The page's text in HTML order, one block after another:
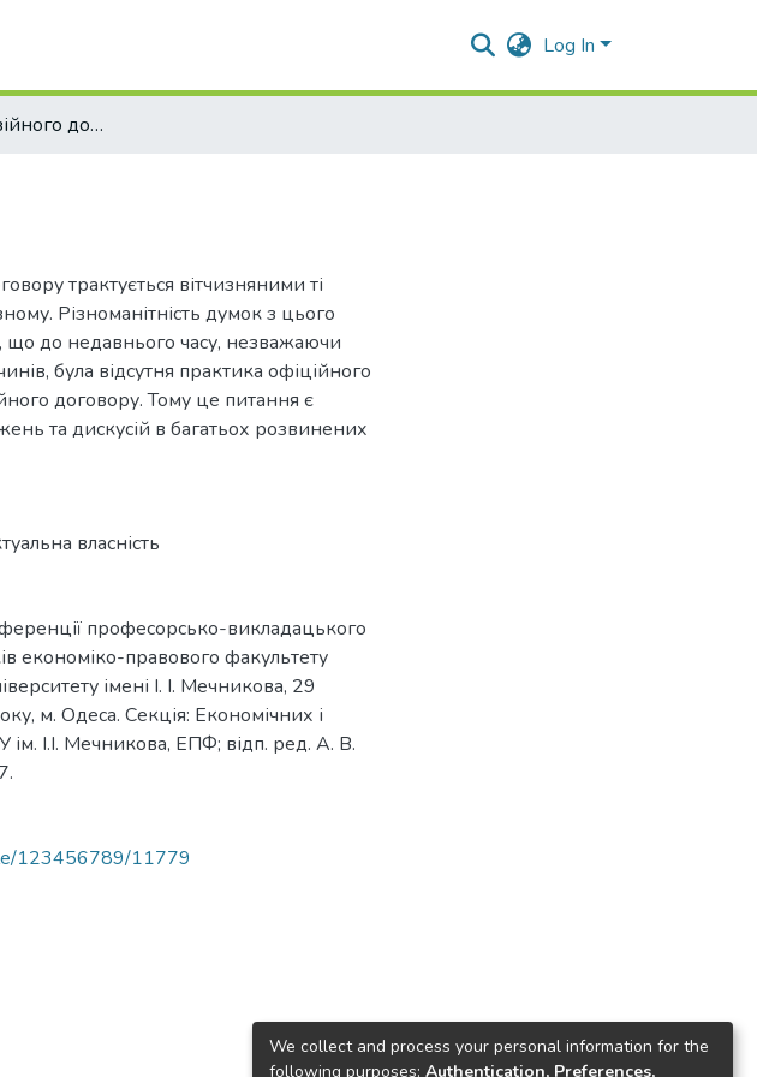
Log In
Поняття ліцензійного договору
трактується вітчизняними ті
Різноманітність думок з цього
до недавнього часу, незважаючи
була відсутня практика офіційного
договору. Тому це питання є
та дискусій в багатьох розвинених
власність
професорсько-викладацького
економіко-правового факультету
імені І. І. Мечникова, 29
м. Одеса. Секція: Економічних і
І.І. Мечникова, ЕПФ; відп. ред. А. В.
123456789/11779
We collect and process your personal information for the
following purposes: Authentication, Preferences,